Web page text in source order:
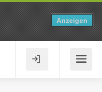
Anzeigen